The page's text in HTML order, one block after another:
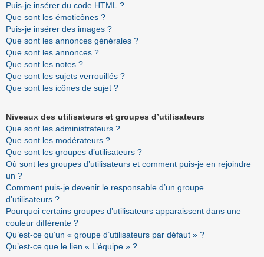
Puis-je insérer du code HTML ?
Que sont les émoticônes ?
Puis-je insérer des images ?
Que sont les annonces générales ?
Que sont les annonces ?
Que sont les notes ?
Que sont les sujets verrouillés ?
Que sont les icônes de sujet ?
Niveaux des utilisateurs et groupes d’utilisateurs
Que sont les administrateurs ?
Que sont les modérateurs ?
Que sont les groupes d’utilisateurs ?
Où sont les groupes d’utilisateurs et comment puis-je en rejoindre
un ?
Comment puis-je devenir le responsable d’un groupe
d’utilisateurs ?
Pourquoi certains groupes d’utilisateurs apparaissent dans une
couleur différente ?
Qu’est-ce qu’un « groupe d’utilisateurs par défaut » ?
Qu’est-ce que le lien « L’équipe » ?